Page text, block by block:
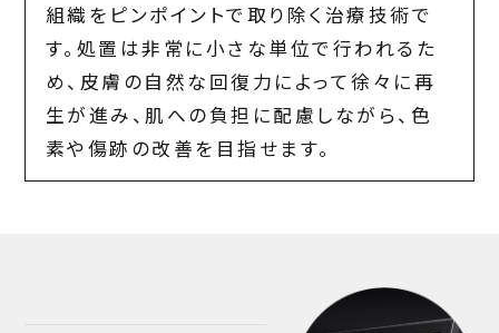
組織をピンポイントで取り除く治療技術で
す。処置は非常に小さな単位で行われるた
め、皮膚の自然な回復力によって徐々に再
生が進み、肌への負担に配慮しながら、色
素や傷跡の改善を目指せます。